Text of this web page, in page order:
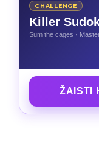
CHALLENGE
Killer
Sum the cages ·
ŽAISTI